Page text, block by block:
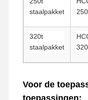
staalpakket
250
320t
staalpakket
320
Voor de